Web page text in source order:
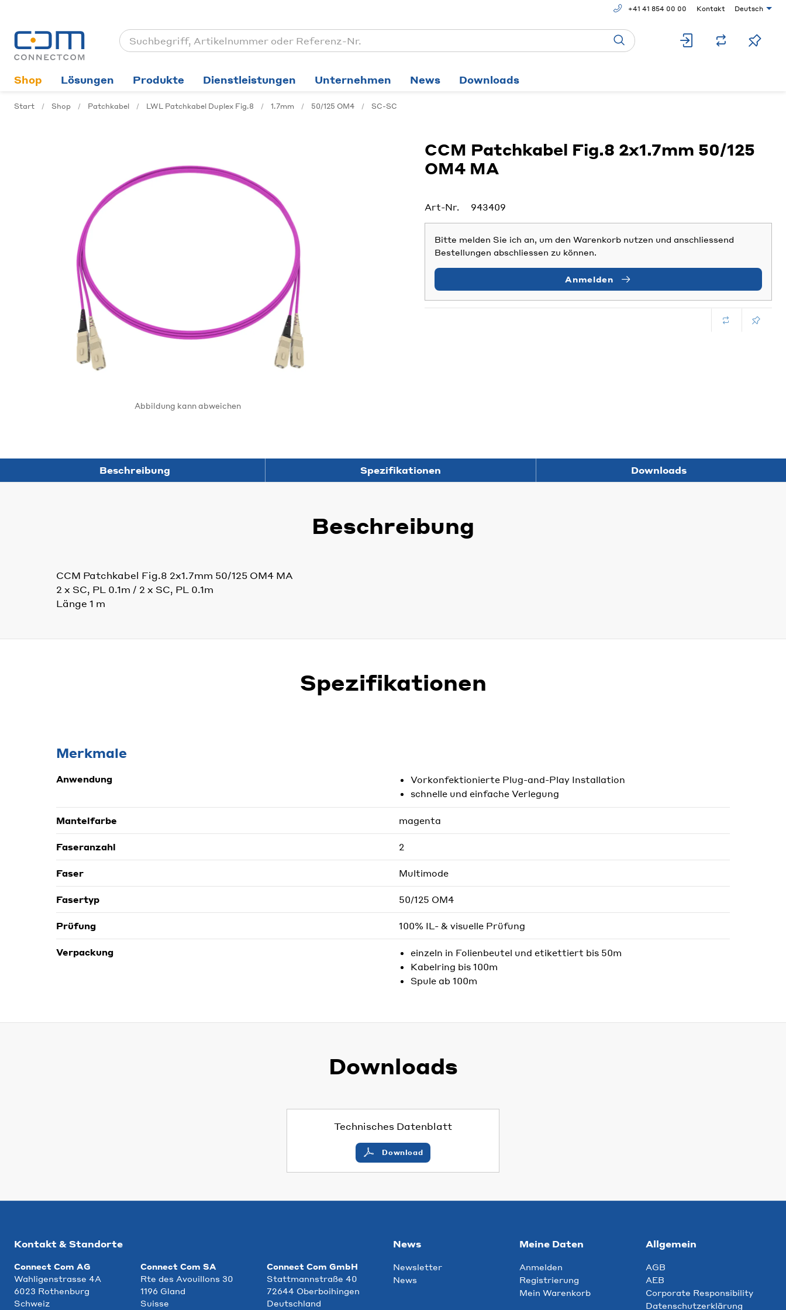
+41 41 854 00 00 Kontakt Deutsch
Shop Lösungen Produkte Dienstleistungen Unternehmen News Downloads
Start Shop Patchkabel LWL Patchkabel Duplex Fig.8 1.7mm 50/125 OM4 SC-SC
Abbildung kann abweichen
CCM Patchkabel Fig.8 2x1.7mm 50/125
OM4 MA
Bitte melden Sie ich an, um den Warenkorb nutzen und anschliessend
Bestellungen abschliessen zu können.
Anmelden
Art-Nr. 943409
Beschreibung Spezifikationen Downloads
Beschreibung
CCM Patchkabel Fig.8 2x1.7mm 50/125 OM4 MA
2 x SC, PL 0.1m / 2 x SC, PL 0.1m
Länge 1 m
Spezifikationen
Merkmale
Anwendung
Vorkonfektionierte Plug-and-Play Installation
schnelle und einfache Verlegung
Mantelfarbe magenta
Faseranzahl 2
Faser Multimode
Fasertyp 50/125 OM4
Prüfung 100% IL- & visuelle Prüfung
Verpackung
einzeln in Folienbeutel und etikettiert bis 50m
Kabelring bis 100m
Spule ab 100m
Downloads
Technisches Datenblatt
Download
Kontakt & Standorte
Connect Com AG
Wahligenstrasse 4A
6023 Rothenburg
Schweiz
Connect Com SA
Rte des Avouillons 30
1196 Gland
Suisse
Connect Com GmbH
Stattmannstraße 40
72644 Oberboihingen
Deutschland
News
Newsletter
News
Meine Daten
Anmelden
Registrierung
Mein Warenkorb
Allgemein
AGB
AEB
Corporate Responsibility
Datenschutzerklärung